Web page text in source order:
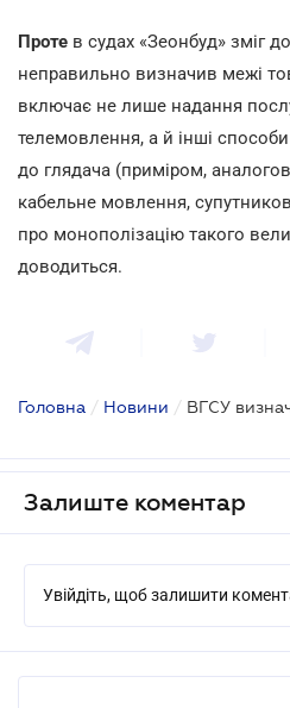
Проте в судах «Зеонбуд» зміг
неправильно визначив межі
включає не лише надання
телемовлення, а й інші
до глядача (приміром,
кабельне мовлення,
про монополізацію такого
доводиться.
Головна / Новини / ВГСУ
Залиште коментар
Увійдіть, щоб залишити